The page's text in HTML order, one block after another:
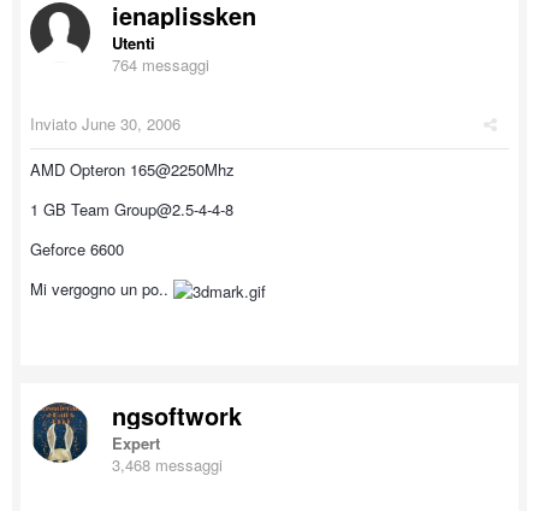
ienaplissken
Utenti
764 messaggi
Inviato June 30, 2006
AMD Opteron 165@2250Mhz
1 GB Team Group@2.5-4-4-8
Geforce 6600
Mi vergogno un po..
ngsoftwork
Expert
3,468 messaggi